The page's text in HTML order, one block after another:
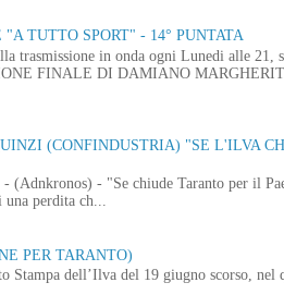
"A TUTTO SPORT" - 14° PUNTATA
trasmissione in onda ogni Lunedi alle
FINALE DI DAMIANO
(CONFINDUSTRIA) "SE L'ILVA
(Adnkronos) - "Se chiude Taranto per il
perdita ch...
PER TARANTO)
Stampa dell’Ilva del 19 giugno scorso, nel